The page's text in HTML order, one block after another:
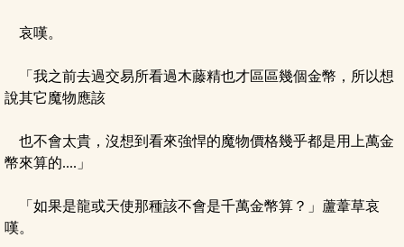
哀嘆。
「我之前去過交易所看過木藤精也才區區幾個金幣，所以想
說其它魔物應該
也不會太貴，沒想到看來強悍的魔物價格幾乎都是用上萬金
幣來算的....」
「如果是龍或天使那種該不會是千萬金幣算？」蘆葦草哀
嘆。